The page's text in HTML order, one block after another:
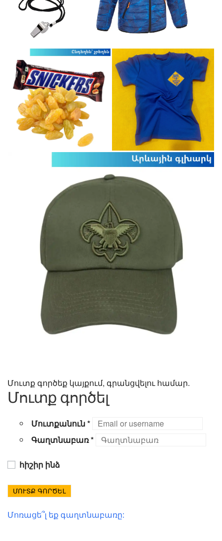
Մուտք գործեք կայքում, գրանցվելու համար.
Մուտք գործել
Մուտքանուն*
Գաղտնաբառ*
հիշիր ինձ
ՄՈՒՏՔ ԳՈՐԾԵԼ
Մոռացե՞լ եք գաղտնաբառը: